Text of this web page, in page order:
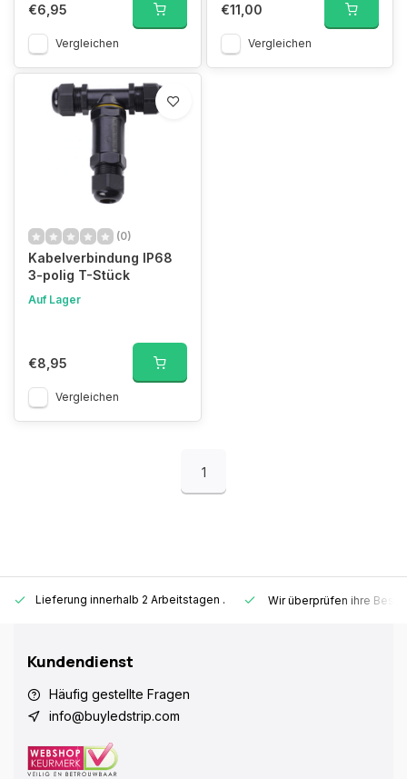
€6,95
Vergleichen
€11,00
Vergleichen
(0)
Kabelverbindung IP68
3-polig T-Stück
Auf Lager
€8,95
Vergleichen
1
Lieferung innerhalb 2 Arbeitstagen . Wir überprüfen ihre
Kundendienst
Häufig gestellte Fragen
info@buyledstrip.com